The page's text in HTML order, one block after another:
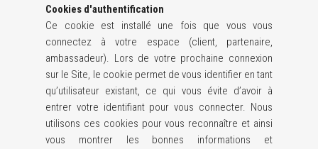
Cookies d'authentification
Ce cookie est installé une fois que vous vous
connectez à votre espace (client, partenaire,
ambassadeur). Lors de votre prochaine connexion
sur le Site, le cookie permet de vous identifier en tant
qu’utilisateur existant, ce qui vous évite d’avoir à
entrer votre identifiant pour vous connecter. Nous
utilisons ces cookies pour vous reconnaître et ainsi
vous montrer les bonnes informations et